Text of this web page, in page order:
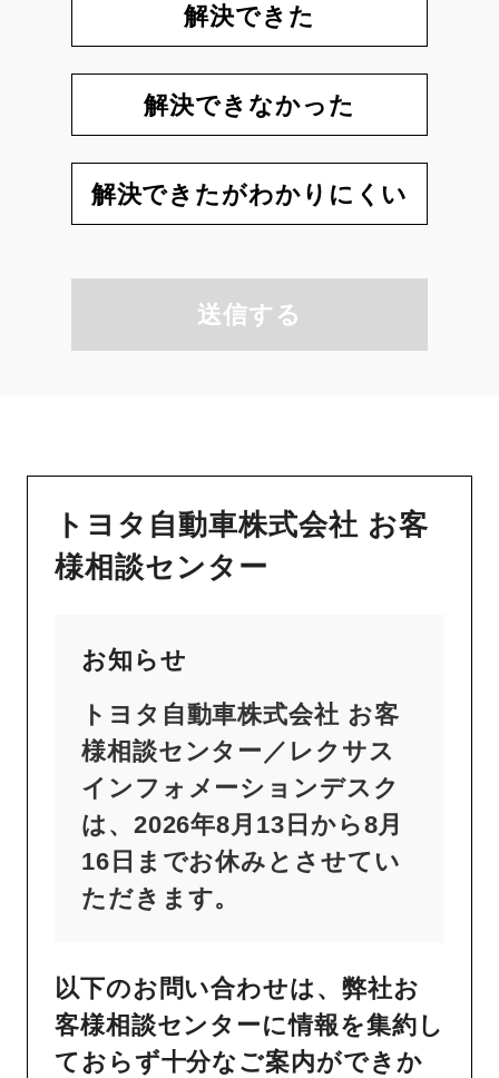
解決できた
解決できなかった
解決できたがわかりにくい
送信する
トヨタ自動車株式会社 お客
様相談センター
お知らせ
トヨタ自動車株式会社 お客
様相談センター／レクサス
インフォメーションデスク
は、2026年8月13日から8月
16日までお休みとさせてい
ただきます。
以下のお問い合わせは、弊社お
客様相談センターに情報を集約し
ておらず十分なご案内ができか